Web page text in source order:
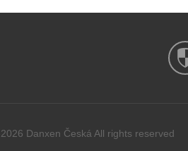
Danxen Česká All rights reserved